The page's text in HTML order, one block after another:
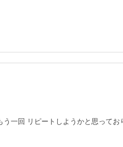
一回 リピートしようかと思ってお